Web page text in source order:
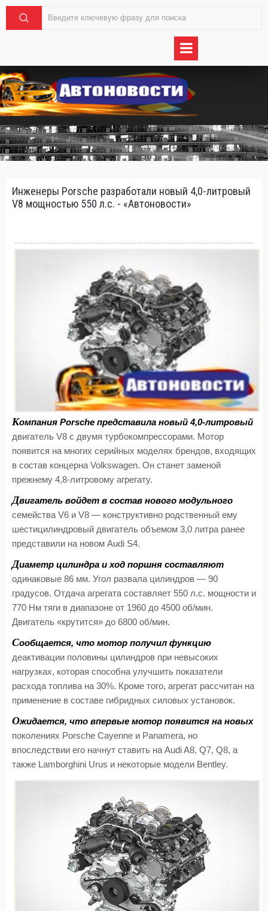
Инженеры Porsche разработали новый 4,0-литровый
V8 мощностью 550 л.с. - «Автоновости»
Компания Porsche представила новый 4,0-литровый
двигатель V8 с двумя турбокомпрессорами. Мотор
появится на многих серийных моделях брендов, входящих
в состав концерна Volkswagen. Он станет заменой
прежнему 4,8-литровому агрегату.
Двигатель войдет в состав нового модульного
семейства V6 и V8 — конструктивно родственный ему
шестицилиндровый двигатель объемом 3,0 литра ранее
представили на новом Audi S4.
Диаметр цилиндра и ход поршня составляют
одинаковые 86 мм. Угол развала цилиндров — 90
градусов. Отдача агрегата составляет 550 л.с. мощности и
770 Нм тяги в диапазоне от 1960 до 4500 об/мин.
Двигатель «крутится» до 6800 об/мин.
Сообщается, что мотор получил функцию
деактивации половины цилиндров при невысоких
нагрузках, которая способна улучшить показатели
расхода топлива на 30%. Кроме того, агрегат рассчитан на
применение в составе гибридных силовых установок.
Ожидается, что впервые мотор появится на новых
поколениях Porsche Cayenne и Panamera, но
впоследствии его начнут ставить на Audi A8, Q7, Q8, а
также Lamborghini Urus и некоторые модели Bentley.